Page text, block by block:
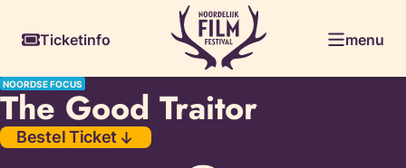
Ticketinfo
menu
NOORDSE FOCUS
The Good Traitor
Bestel Ticket